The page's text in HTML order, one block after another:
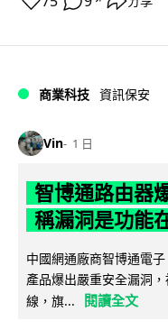
商業科技 資訊保安
Vin 1 日
智博通路由器
稱漏洞是功能
中國網通廠商智博通電
產品爆出嚴重安全漏洞
線，旗...
閱讀全文